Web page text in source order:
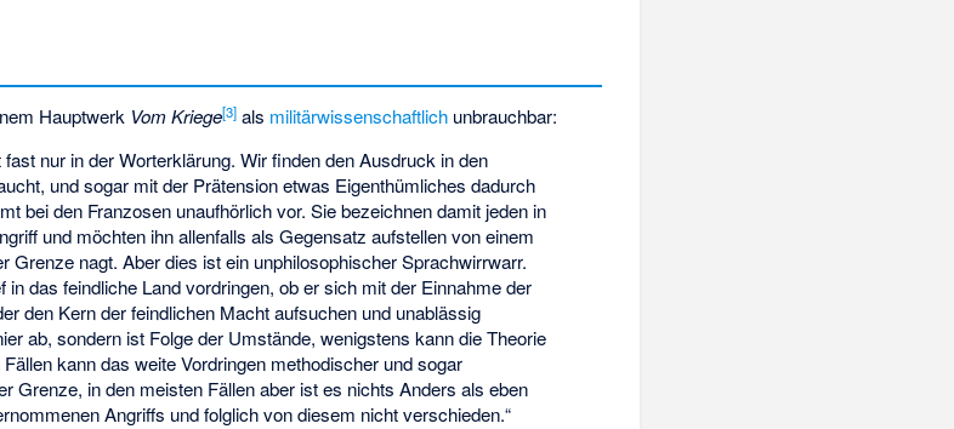
Hauptwerk Vom Kriege[3] als militärwissenschaftlich unbrauchbar:
nur in der Worterklärung. Wir finden den Ausdruck in den
und sogar mit der Prätension etwas Eigenthümliches dadurch
bei den Franzosen unaufhörlich vor. Sie bezeichnen damit jeden in
und möchten ihn allenfalls als Gegensatz aufstellen von einem
Grenze nagt. Aber dies ist ein unphilosophischer Sprachwirrwarr.
in das feindliche Land vordringen, ob er sich mit der Einnahme der
den Kern der feindlichen Macht aufsuchen und unablässig
ab, sondern ist Folge der Umstände, wenigstens kann die Theorie
kann das weite Vordringen methodischer und sogar
Grenze, in den meisten Fällen aber ist es nichts Anders als eben
Angriffs und folglich von diesem nicht verschieden.“